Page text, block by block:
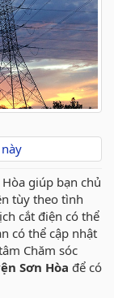
giúp bạn chủ
tùy theo tình
cắt điện có thể
có thể cập nhật
Chăm sóc
Sơn Hòa để có